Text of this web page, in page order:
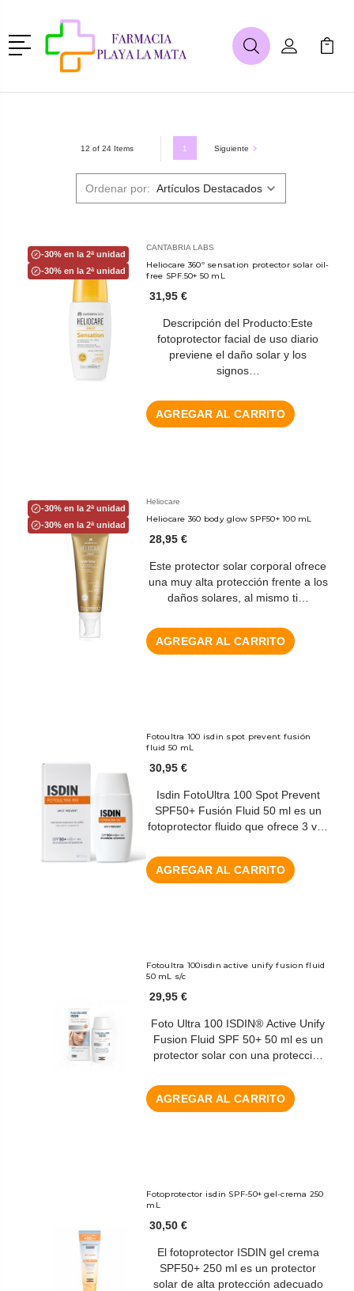
Menú
BuscarMi Cuenta
Mi
12 of 24 Items 1 Siguiente
Ordenar por:
-30% en la 2ª unidad
-30% en la 2ª unidad
CANTABRIA LABS
Heliocare 360º sensation protector solar oil-
free SPF.50+ 50 mL
31,95 €
Descripción del Producto:Este
fotoprotector facial de uso diario
previene el daño solar y los
signos…
AGREGAR AL CARRITO
-30% en la 2ª unidad
-30% en la 2ª unidad
Heliocare
Heliocare 360 body glow SPF50+ 100 mL
28,95 €
Este protector solar corporal ofrece
una muy alta protección frente a los
daños solares, al mismo ti…
AGREGAR AL CARRITO
Fotoultra 100 isdin spot prevent fusión
fluid 50 mL
30,95 €
Isdin FotoUltra 100 Spot Prevent
SPF50+ Fusión Fluid 50 ml es un
fotoprotector fluido que ofrece 3 v…
AGREGAR AL CARRITO
Fotoultra 100isdin active unify fusion fluid
50 mL s/c
29,95 €
Foto Ultra 100 ISDIN® Active Unify
Fusion Fluid SPF 50+ 50 ml es un
protector solar con una protecci…
AGREGAR AL CARRITO
Fotoprotector isdin SPF-50+ gel-crema 250
mL
30,50 €
El fotoprotector ISDIN gel crema
SPF50+ 250 ml es un protector
solar de alta protección adecuado